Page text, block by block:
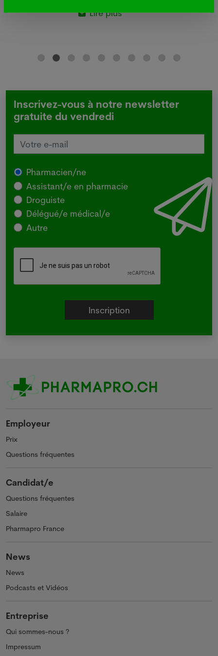
Lire plus
Inscrivez-vous à notre newsletter
gratuite du vendredi
Pharmacien/ne
Assistant/e en pharmacie
Droguiste
Délégué/e médical/e
Autre
Employeur
Prix
Questions fréquentes
Candidat/e
Questions fréquentes
Salaire
Pharmapro France
News
News
Podcasts et Vidéos
Entreprise
Qui sommes-nous ?
Impressum